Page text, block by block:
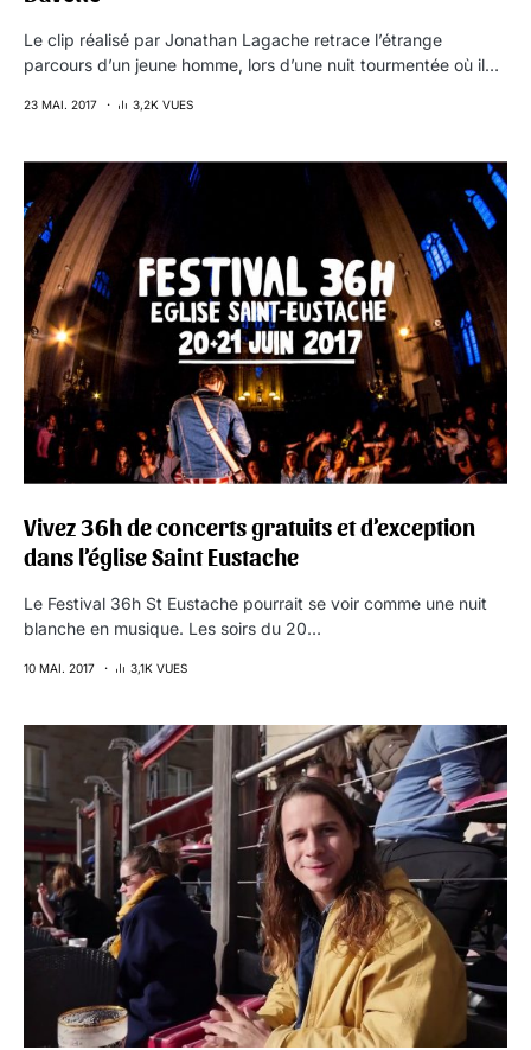
Le clip réalisé par Jonathan Lagache retrace l’étrange
parcours d’un jeune homme, lors d’une nuit tourmentée où il…
23 MAI. 2017 3,2K VUES
Vivez 36h de concerts gratuits et d’exception
dans l’église Saint Eustache
Le Festival 36h St Eustache pourrait se voir comme une nuit
blanche en musique. Les soirs du 20…
10 MAI. 2017 3,1K VUES